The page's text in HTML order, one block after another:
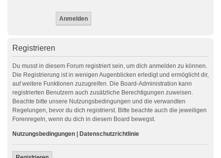
Registrieren
Du musst in diesem Forum registriert sein, um dich anmelden zu können.
Die Registrierung ist in wenigen Augenblicken erledigt und ermöglicht dir,
auf weitere Funktionen zuzugreifen. Die Board-Administration kann
registrierten Benutzern auch zusätzliche Berechtigungen zuweisen.
Beachte bitte unsere Nutzungsbedingungen und die verwandten
Regelungen, bevor du dich registrierst. Bitte beachte auch die jeweiligen
Forenregeln, wenn du dich in diesem Board bewegst.
Nutzungsbedingungen Datenschutzrichtlinie